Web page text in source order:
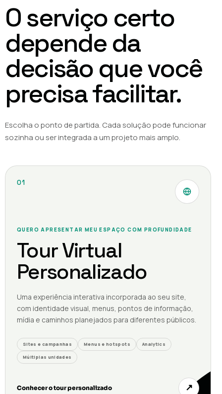
O serviço certo
depende da
decisão que você
precisa facilitar.
Escolha o ponto de partida. Cada solução pode funcionar
sozinha ou ser integrada a um projeto mais amplo.
01
QUERO APRESENTAR MEU ESPAÇO COM PROFUNDIDADE
Tour Virtual
Personalizado
Uma experiência interativa incorporada ao seu site,
com identidade visual, menus, pontos de informação,
mídia e caminhos planejados para diferentes públicos.
Sites e campanhas Menus e hotspots
Analytics
Múltiplas unidades
Conhecer o tour personalizado ↗